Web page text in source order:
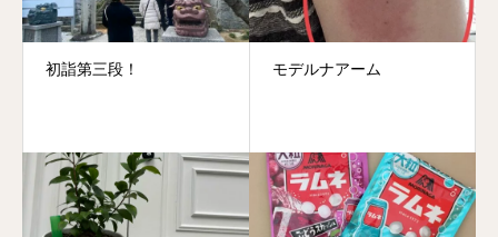
初詣第三段！ モデルナアーム